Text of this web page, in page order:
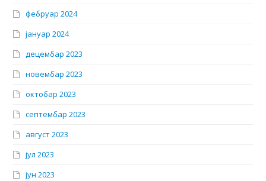
фебруар 2024
јануар 2024
децембар 2023
новембар 2023
октобар 2023
септембар 2023
август 2023
јул 2023
јун 2023